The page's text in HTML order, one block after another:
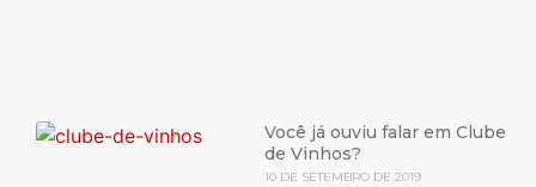
Você já ouviu falar em Clube
de Vinhos?
10 DE SETEMBRO DE 2019